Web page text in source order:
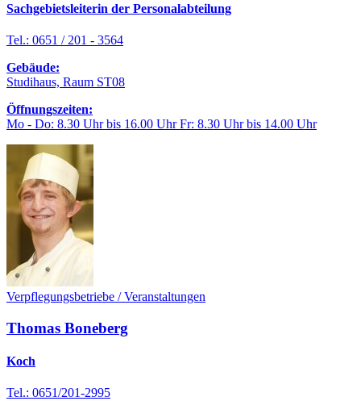
Sachgebietsleiterin der Personalabteilung
Tel.: 0651 / 201 - 3564
Gebäude:
Studihaus, Raum ST08
Öffnungszeiten:
Mo - Do: 8.30 Uhr bis 16.00 Uhr Fr: 8.30 Uhr bis 14.00 Uhr
Verpflegungsbetriebe / Veranstaltungen
Thomas Boneberg
Koch
Tel.: 0651/201-2995